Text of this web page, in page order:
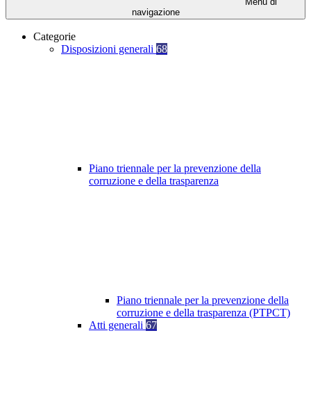
navigazione
Categorie
Disposizioni generali 68
Piano triennale per la prevenzione della
corruzione e della trasparenza
Piano triennale per la prevenzione della
corruzione e della trasparenza (PTPCT)
Atti generali 67